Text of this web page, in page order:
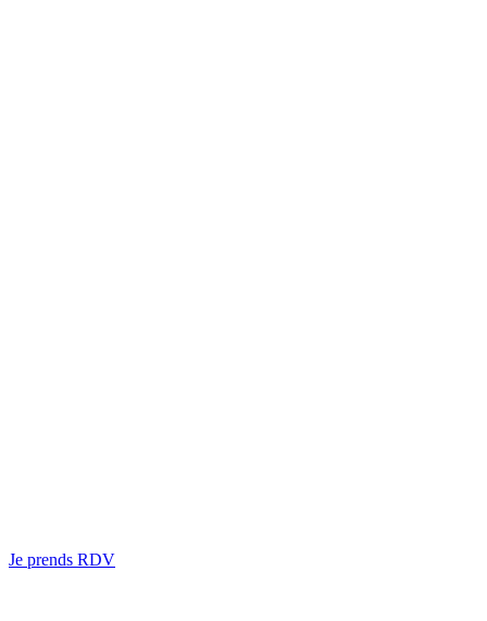
Je prends RDV